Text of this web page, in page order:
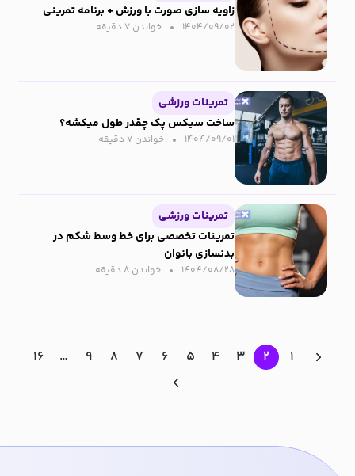
زاویه سازی صورت با ورزش + برنامه تمرینی
۱۴۰۴/۰۹/۰۲ خواندن ۷ دقیقه‌
تمرینات ورزشی
ساخت سیکس پک چقدر طول میکشه؟
۱۴۰۴/۰۹/۰۱ خواندن ۷ دقیقه‌
تمرینات ورزشی
تمرینات تخصصی برای خط وسط شکم در
بدنسازی بانوان
۱۴۰۴/۰۸/۲۸ خواندن ۸ دقیقه‌
۱ ۲ ۳ ۴ ۵ ۶ ۷ ۸ ۹ … ۱۶